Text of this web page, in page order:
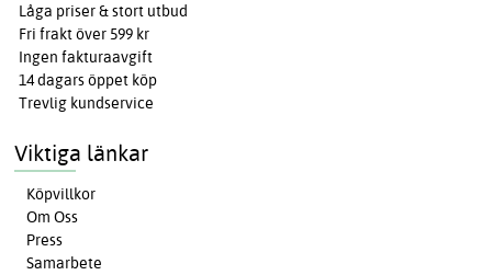
Låga priser & stort utbud
Fri frakt över 599 kr
Ingen fakturaavgift
14 dagars öppet köp
Trevlig kundservice
Viktiga länkar
Köpvillkor
Om Oss
Press
Samarbete